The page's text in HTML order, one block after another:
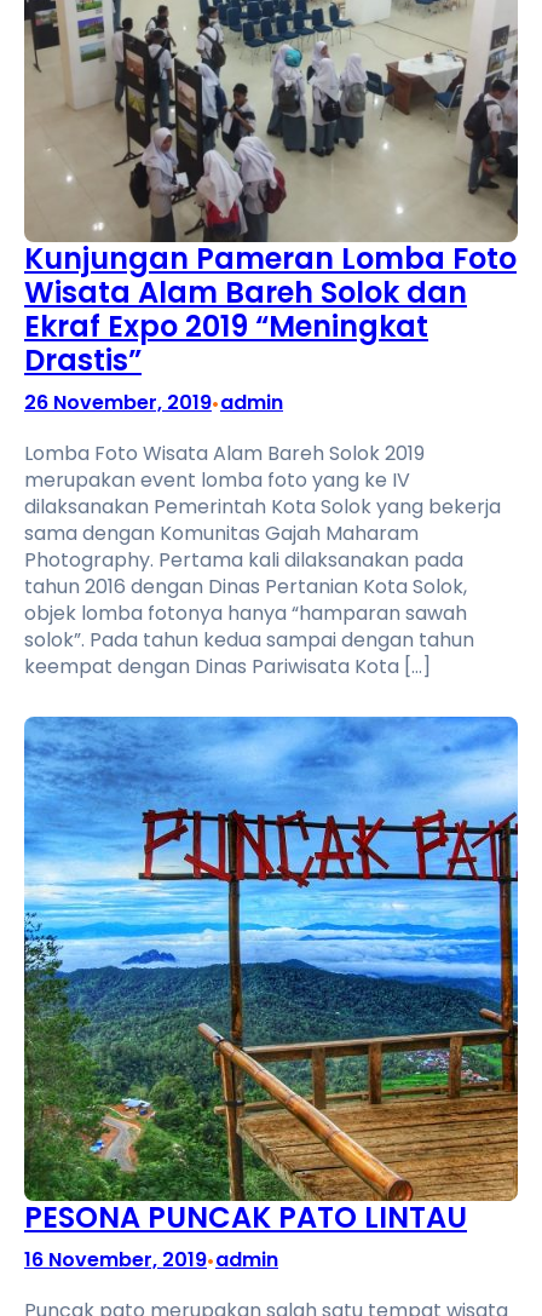
Kunjungan Pameran Lomba Foto
Wisata Alam Bareh Solok dan
Ekraf Expo 2019 “Meningkat
Drastis”
26 November, 2019•admin
Lomba Foto Wisata Alam Bareh Solok 2019
merupakan event lomba foto yang ke IV
dilaksanakan Pemerintah Kota Solok yang bekerja
sama dengan Komunitas Gajah Maharam
Photography. Pertama kali dilaksanakan pada
tahun 2016 dengan Dinas Pertanian Kota Solok,
objek lomba fotonya hanya “hamparan sawah
solok”. Pada tahun kedua sampai dengan tahun
keempat dengan Dinas Pariwisata Kota […]
PESONA PUNCAK PATO LINTAU
16 November, 2019•admin